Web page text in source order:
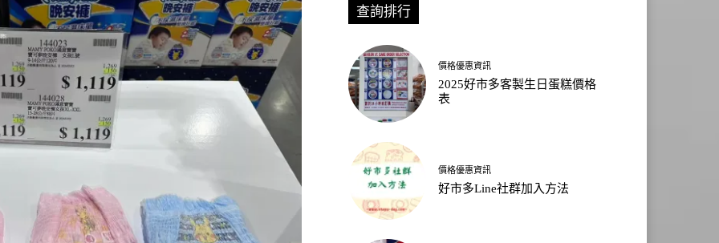
查詢排行
價格優惠資訊
2025好市多客製生日蛋糕價格
表
價格優惠資訊
好市多Line社群加入方法